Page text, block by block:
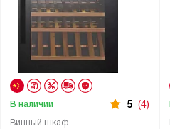
Винный шкаф
В наличии 5 (4)